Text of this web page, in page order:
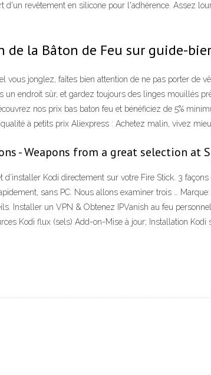
revêtement en silicone pour l'adhérence. Assez
la Bâton de Feu sur guide-
jonglez, faîtes bien attention de ne pas porter de
endroit sûr, et gardez toujours des linges mouillés
nos prix bas baton feu et bénéficiez de 5%
à petits prix Aliexpress : Achetez malin, vivez
- Weapons from a great selection at
Kodi directement sur votre Fire Stick. 3
sans PC. Nous allons examiner trois …
Installer un VPN & Obtenez IPVanish au feu
Kodi flux (sels) Add-on-Mise à jour; Installation Kodi